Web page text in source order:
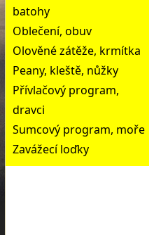
batohy
Oblečení, obuv
Olověné zátěže, krmítka
Peany, kleště, nůžky
Přívlačový program,
dravci
Sumcový program, moře
Zavážecí loďky